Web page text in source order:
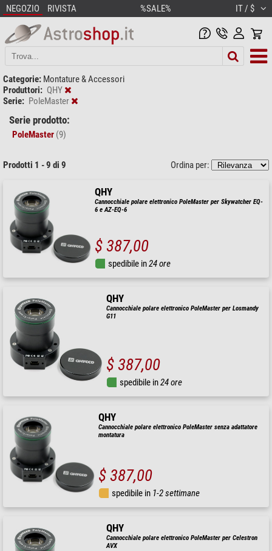
NEGOZIO RIVISTA %SALE% IT / $
Categorie: Montature & Accessori
Produttori: QHY
Serie: PoleMaster
Serie prodotto:
PoleMaster (9)
Prodotti 1 - 9 di 9 Ordina per:
QHY
Cannocchiale polare elettronico PoleMaster per Skywatcher EQ-
6 e AZ-EQ-6
$ 387,00
spedibile in24 ore
QHY
Cannocchiale polare elettronico PoleMaster per Losmandy
G11
$ 387,00
spedibile in24 ore
QHY
Cannocchiale polare elettronico PoleMaster senza adattatore
montatura
$ 387,00
spedibile in 1-2 settimane
QHY
Cannocchiale polare elettronico PoleMaster per Celestron
AVX